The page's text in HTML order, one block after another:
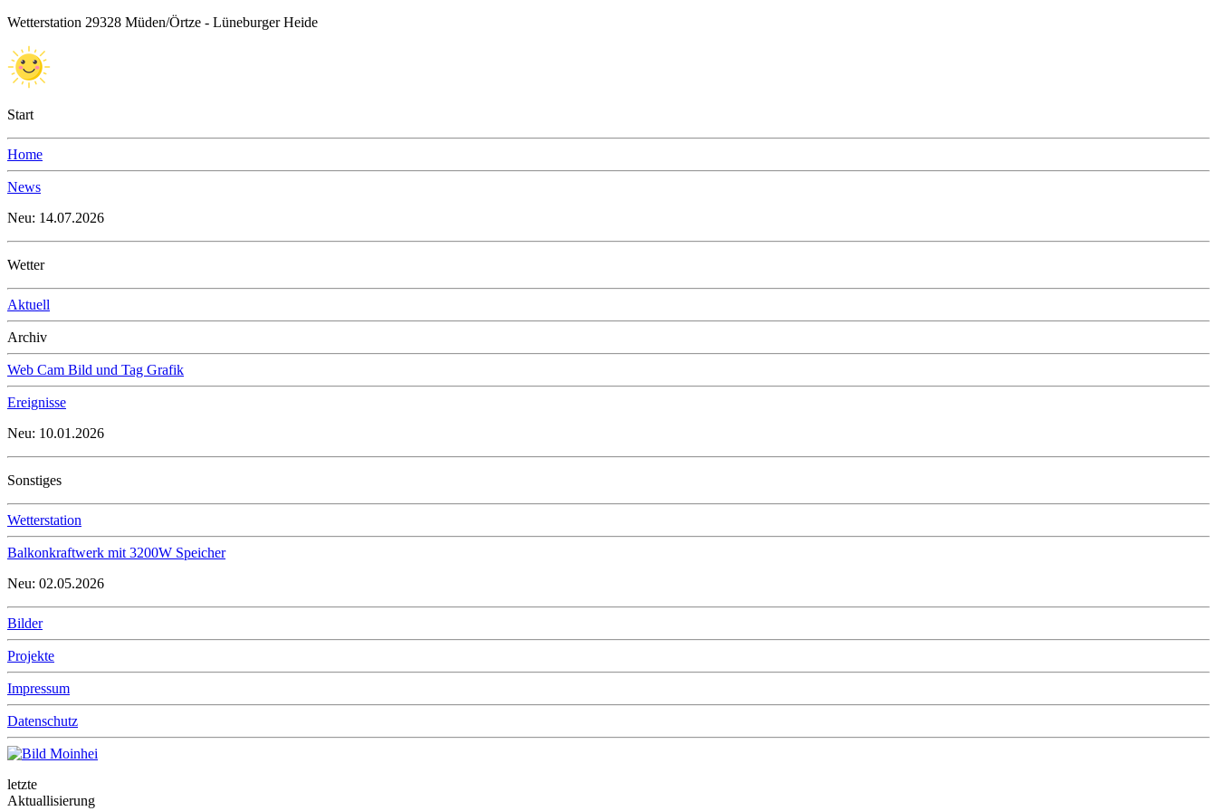
Wetterstation 29328 Müden/Örtze - Lüneburger Heide
Start
Home
News
Neu: 14.07.2026
Wetter
Aktuell
Archiv
Web Cam Bild und Tag Grafik
Ereignisse
Neu: 10.01.2026
Sonstiges
Wetterstation
Balkonkraftwerk mit 3200W Speicher
Neu: 02.05.2026
Bilder
Projekte
Impressum
Datenschutz
letzte
Aktuallisierung